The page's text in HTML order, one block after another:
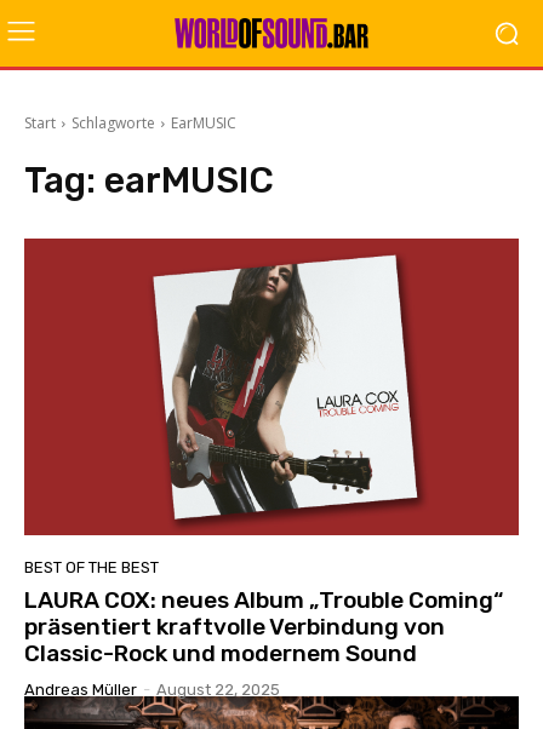
Start Schlagworte EarMUSIC
Tag: earMUSIC
BEST OF THE BEST
LAURA COX: neues Album „Trouble Coming“
präsentiert kraftvolle Verbindung von
Classic-Rock und modernem Sound
Andreas Müller - August 22, 2025